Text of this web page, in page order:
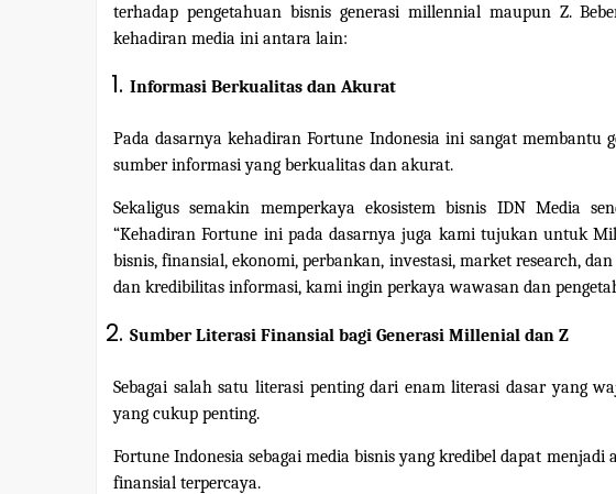
terhadap pengetahuan bisnis generasi millennial maupun Z.
kehadiran media ini antara lain:
Informasi Berkualitas dan Akurat
Pada dasarnya kehadiran Fortune Indonesia ini sangat
sumber informasi yang berkualitas dan akurat.
Sekaligus semakin memperkaya ekosistem bisnis IDN Media
“Kehadiran Fortune ini pada dasarnya juga kami tujukan untuk
bisnis, finansial, ekonomi, perbankan, investasi, market research,
dan kredibilitas informasi, kami ingin perkaya wawasan dan
Sumber Literasi Finansial bagi Generasi Millenial dan Z
Sebagai salah satu literasi penting dari enam literasi dasar yang
yang cukup penting.
Fortune Indonesia sebagai media bisnis yang kredibel dapat
finansial terpercaya.